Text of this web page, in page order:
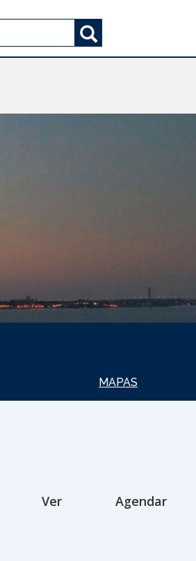
Search
MAPAS
Ver Agendar